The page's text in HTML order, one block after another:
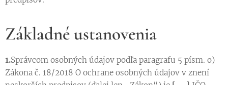
Základné ustanovenia
1.Správcom osobných údajov podľa paragrafu 5 písm. o)
Zákona č. 18/2018 O ochrane osobných údajov v znení